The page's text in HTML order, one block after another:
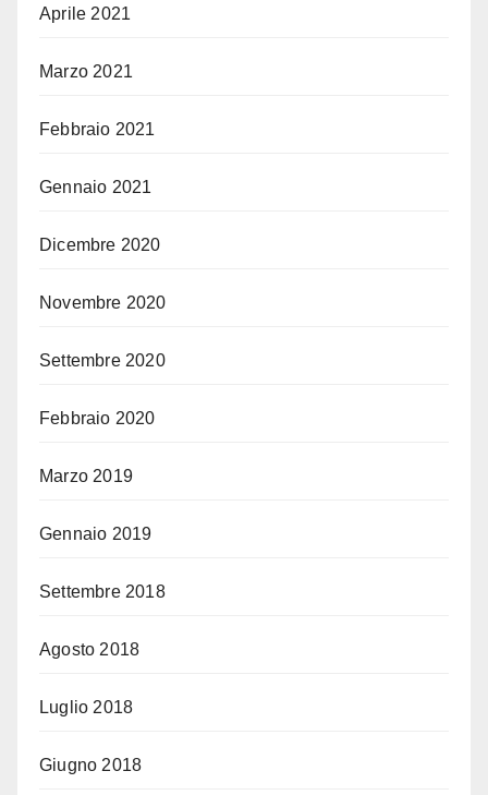
Aprile 2021
Marzo 2021
Febbraio 2021
Gennaio 2021
Dicembre 2020
Novembre 2020
Settembre 2020
Febbraio 2020
Marzo 2019
Gennaio 2019
Settembre 2018
Agosto 2018
Luglio 2018
Giugno 2018